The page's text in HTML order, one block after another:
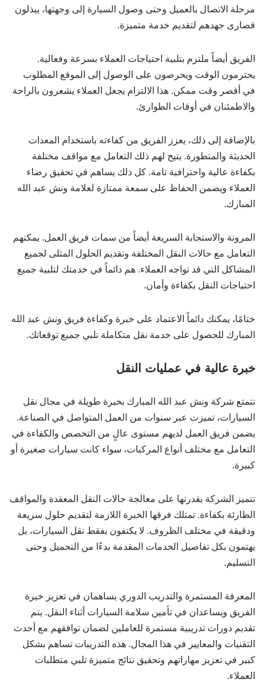
مرحلة الاتصال بالعميل وحتى وصول السيارة إلى وجهتها، يبذلون
قصارى جهدهم لتقديم خدمة متميزة.
الفريق أيضاً ملتزم بتلبية احتياجات العملاء بسرعة وفعالية.
يحترمون الوقت ويحرصون على الوصول إلى الموقع المطلوب
في أقصر وقت ممكن. هذا الالتزام يجعل العملاء يشعرون بالراحة
والاطمئنان في أوقات الطوارئ.
بالإضافة إلى ذلك، يعزز الفريق من كفاءته باستخدام المعدات
الحديثة والمتطورة. يتيح لهم ذلك التعامل مع مواقف مختلفة
بكفاءة عالية واحترافية تامة. كل ذلك يساهم في تحقيق رضاء
العملاء ويضمن الحفاظ على سمعة ممتازة لعلامة ونش عبد الله
المبارك.
المرونة والاستجابة السريعة أيضاً من سمات فريق العمل. يمكنهم
التعامل مع حالات النقل المختلفة وتقديم الحلول المثلى لجميع
المشاكل التي قد تواجه العملاء. هم دائماً في خدمتك لتلبية جميع
احتياجات النقل بكفاءة وأمان.
ختامًا، يمكنك دائماً الاعتماد على خبرة وكفاءة فريق ونش عبد الله
المبارك للحصول على خدمة نقل متكاملة تلبي جميع توقعاتك.
خبرة عالية في عمليات النقل
تتمتع شركة ونش عبد الله المبارك بخبرة طويلة في مجال نقل
السيارات، تميزت عبر سنوات من العمل المتواصل في الصناعة.
يضمن فريق العمل لديهم مستوى عالٍ من التخصص والكفاءة في
التعامل مع مختلف أنواع المركبات، سواء كانت سيارات صغيرة أو
كبيرة.
تتميز الشركة بقدرتها على معالجة حالات النقل المعقدة والمواقف
الطارئة بكفاءة. تمتلك فرقها الخبرة اللازمة لتقديم حلول سريعة
ودقيقة في مختلف الظروف. لا يكتفون بفقط نقل السيارات، بل
يهتمون بكل تفاصيل الخدمات المقدمة بدءًا من التحميل وحتى
التسليم.
المعرفة المستمرة والتدريب الدوري يساهمان في تعزيز خبرة
الفريق ويساعدان في تأمين سلامة السيارات أثناء النقل. يتم
تقديم دورات تدريبية مستمرة للعاملين لضمان توافقهم مع أحدث
التقنيات والمعايير في هذا المجال. هذه التدريبات تساهم بشكل
كبير في تعزيز مهاراتهم وتحقيق نتائج متميزة تلبي متطلبات
العملاء.